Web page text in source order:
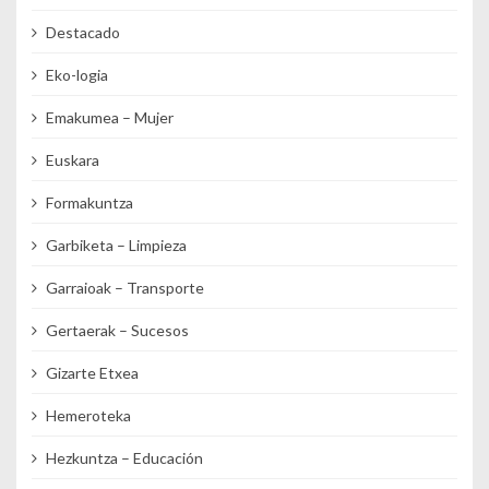
Destacado
Eko-logia
Emakumea – Mujer
Euskara
Formakuntza
Garbiketa – Limpieza
Garraioak – Transporte
Gertaerak – Sucesos
Gizarte Etxea
Hemeroteka
Hezkuntza – Educación